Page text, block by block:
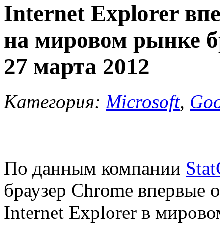
Internet Explorer
на мировом рынке
27 марта 2012
Категория: Microsoft,
По данным компании
браузер Chrome впервые
Internet Explorer в